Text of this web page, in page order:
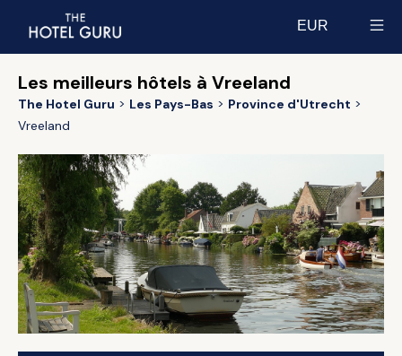
EUR
Les meilleurs hôtels à Vreeland
The Hotel Guru Les Pays-Bas
Province d'Utrecht
Vreeland